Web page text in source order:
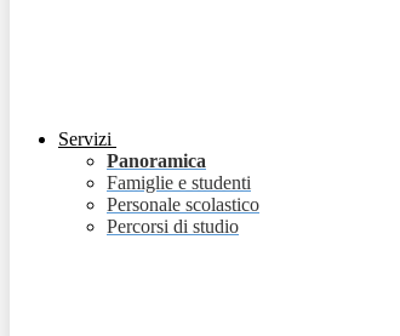
Servizi
Panoramica
Famiglie e studenti
Personale scolastico
Percorsi di studio